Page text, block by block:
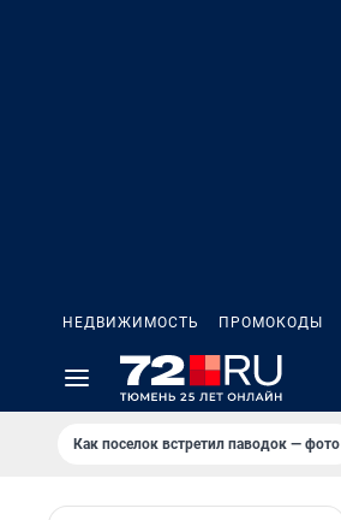
НЕДВИЖИМОСТЬ ПРОМОКОДЫ
Как поселок встретил паводок — фото